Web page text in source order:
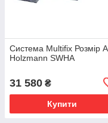
Система Multifix Розмір A
Holzmann SWHA
31 580 ₴
Купити